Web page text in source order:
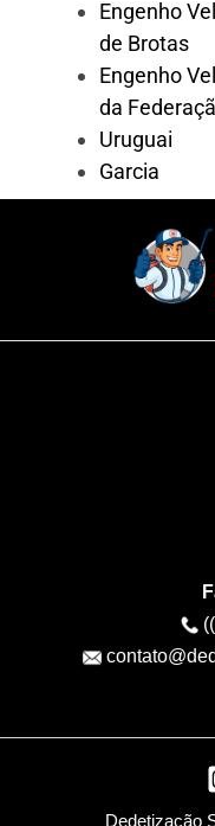
Engenho
de Brotas
Engenho
da
Uruguai
Garcia
Dedetização